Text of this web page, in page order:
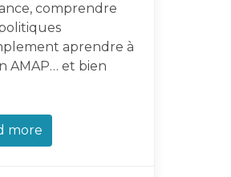
comprendre
aprendre à
AMAP… et bien
more